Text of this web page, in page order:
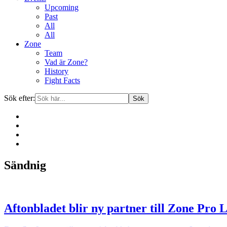
Upcoming
Past
All
All
Zone
Team
Vad är Zone?
History
Fight Facts
Sök efter:
Gå
vidare
Sändnig
Aftonbladet blir ny partner till Zone Pro